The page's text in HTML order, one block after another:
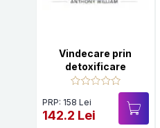
Vindecare prin
detoxificare
PRP: 158 Lei
142.2 Lei